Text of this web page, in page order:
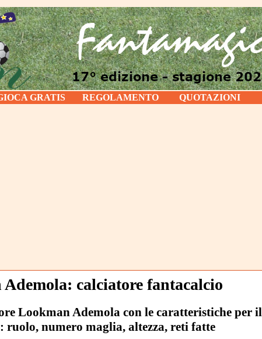
GRATIS REGOLAMENTO QUOTAZIONI
calciatore fantacalcio
Lookman Ademola con le caratteristiche per il
ruolo, numero maglia, altezza, reti fatte